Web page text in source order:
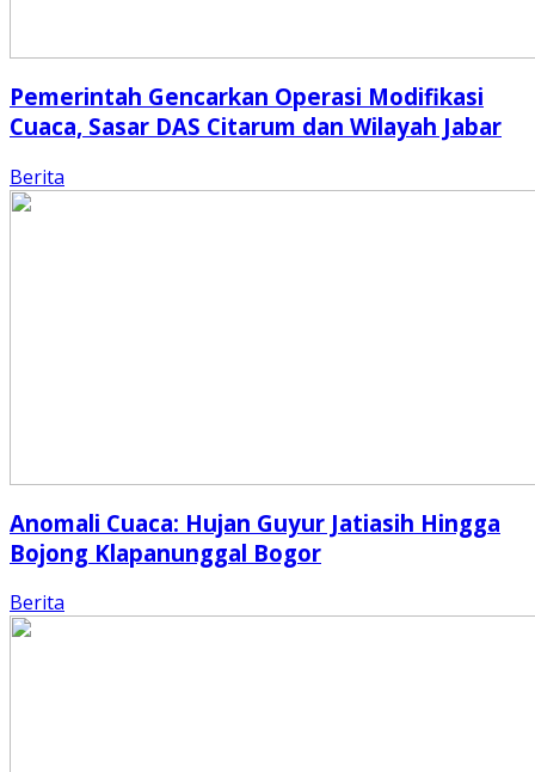
Pemerintah Gencarkan Operasi Modifikasi
Cuaca, Sasar DAS Citarum dan Wilayah Jabar
Berita
Anomali Cuaca: Hujan Guyur Jatiasih Hingga
Bojong Klapanunggal Bogor
Berita